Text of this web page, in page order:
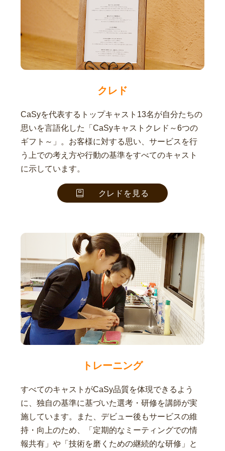
クレド
CaSyを代表するトップキャスト13名が自分たちの
思いを言語化した「CaSyキャストクレド～6つの
ギフト～」。お客様に対する思い、サービスを行
う上での考え方や行動の基準をすべてのキャスト
に示しています。
クレドを見る
トレーニング
すべてのキャストがCaSy品質を体現できるよう
に、独自の基準に基づいた選考・研修を講師が実
施しています。また、デビュー後もサービスの維
持・向上のため、「定期的なミーティングでの情
報共有」や「技術を磨くための継続的な研修」と